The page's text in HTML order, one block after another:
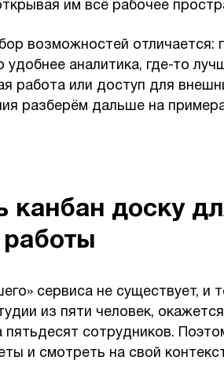
им всё рабочее
возможностей отличается:
удобнее аналитика, где-то
работа или доступ для
разберём дальше на
канбан доску
сервиса не существует, и
из пяти человек,
пятьдесят сотрудников.
и смотреть на свой